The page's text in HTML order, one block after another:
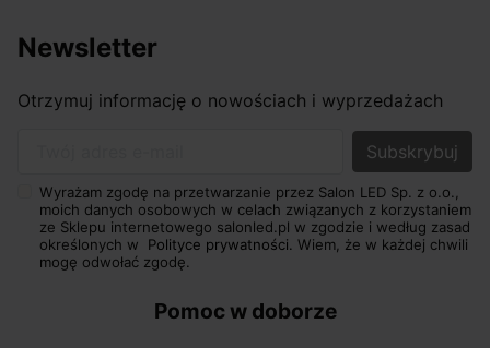
Newsletter
Otrzymuj informację o nowościach i wyprzedażach
Wyrażam zgodę na przetwarzanie przez Salon LED Sp. z o.o.,
moich danych osobowych w celach związanych z korzystaniem
ze Sklepu internetowego salonled.pl w zgodzie i według zasad
określonych w Polityce prywatności. Wiem, że w każdej chwili
mogę odwołać zgodę.
Pomoc w doborze